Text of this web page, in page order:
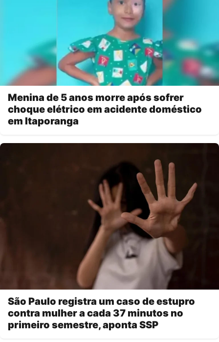
Menina de 5 anos morre após sofrer
choque elétrico em acidente doméstico
em Itaporanga
São Paulo registra um caso de estupro
contra mulher a cada 37 minutos no
primeiro semestre, aponta SSP